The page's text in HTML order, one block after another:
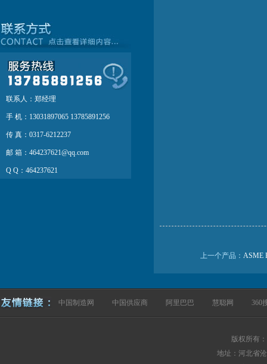
联系人：郑经理
手 机：13031897065 13785891256
传 真：0317-6212237
邮 箱：464237621@qq.com
Q Q：464237621
上一个产品： ASME
中国制造网 中国供应商 阿里巴巴 慧聪网 360
版权所有
地址：河北省